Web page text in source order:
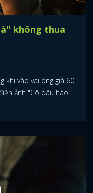
không thua
khi vào vai ông già 60
ảnh "Cô dâu hào